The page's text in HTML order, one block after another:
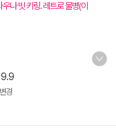
나 빗 키링. 레트로 물병(이
9.9
변경